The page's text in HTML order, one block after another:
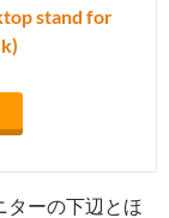
stand for
ターの下辺とほ